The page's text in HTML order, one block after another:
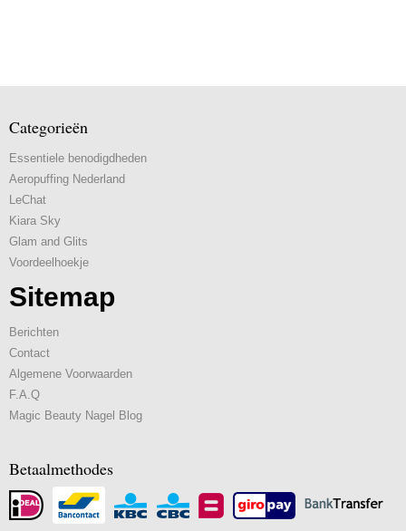
Categorieën
Essentiele benodigdheden
Aeropuffing Nederland
LeChat
Kiara Sky
Glam and Glits
Voordeelhoekje
Sitemap
Berichten
Contact
Algemene Voorwaarden
F.A.Q
Magic Beauty Nagel Blog
Betaalmethodes